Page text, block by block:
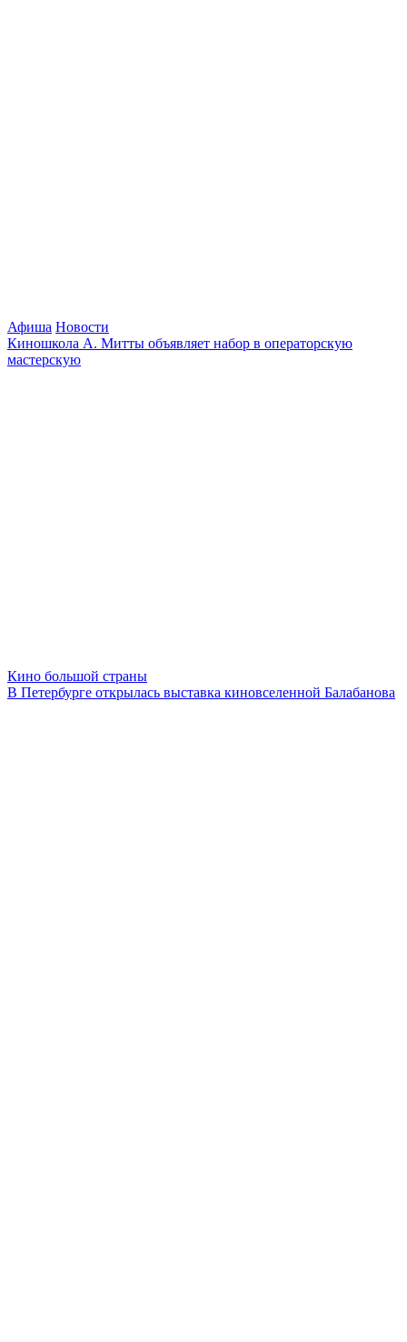
Афиша Новости
Киношкола А. Митты объявляет набор в операторскую
мастерскую
Кино большой страны
В Петербурге открылась выставка киновселенной Балабанова